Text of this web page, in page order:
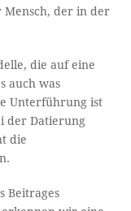
Mensch, der in der
die auf eine
auch was
Unterführung ist
der Datierung
die
Beitrages